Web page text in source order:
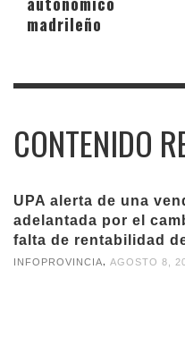
madrileño
CONTENIDO
UPA alerta de una
adelantada por el
falta de rentabilidad
INFOPROVINCIA AGOSTO 8,